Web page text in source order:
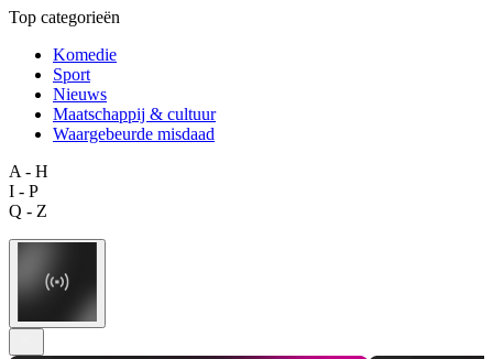
Top categorieën
Komedie
Sport
Nieuws
Maatschappij & cultuur
Waargebeurde misdaad
A - H
I - P
Q - Z